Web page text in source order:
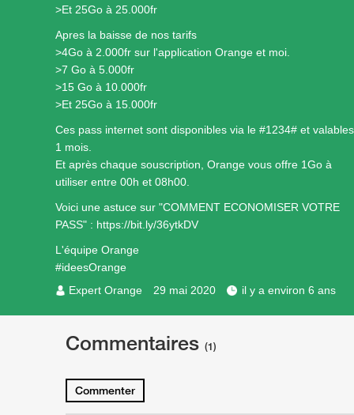
>Et 25Go à 25.000fr
Apres la baisse de nos tarifs
>4Go à 2.000fr sur l'application Orange et moi.
>7 Go à 5.000fr
>15 Go à 10.000fr
>Et 25Go à 15.000fr
Ces pass internet sont disponibles via le #1234# et valables
1 mois.
Et après chaque souscription, Orange vous offre 1Go à
utiliser entre 00h et 08h00.
Voici une astuce sur "COMMENT ECONOMISER VOTRE
PASS" : https://bit.ly/36ytkDV
L'équipe Orange
#ideesOrange
Expert Orange
29 mai 2020 il y a environ 6 ans
Commentaires (1)
Commenter